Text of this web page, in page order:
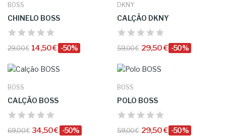
BOSS
CHINELO BOSS
29,00 € 14,50 € -50%
DKNY
CALÇÃO DKNY
59,00 € 29,50 € -50%
BOSS
CALÇÃO BOSS
69,00 € 34,50 € -50%
BOSS
POLO BOSS
59,00 € 29,50 € -50%